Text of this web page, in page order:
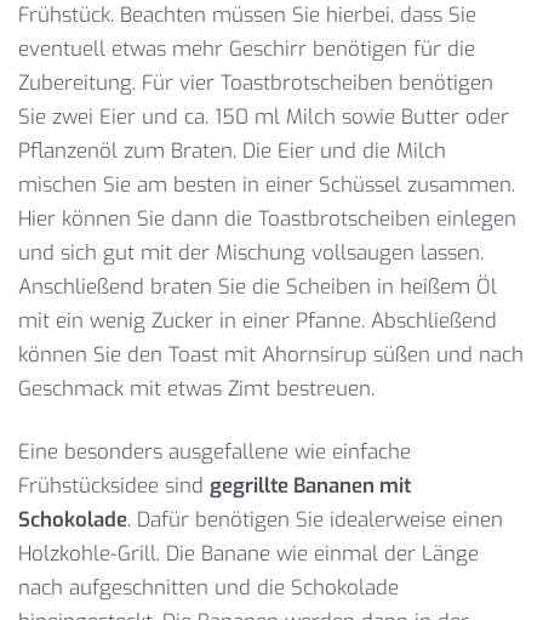
Frühstück. Beachten müssen Sie hierbei, dass Sie
eventuell etwas mehr Geschirr benötigen für die
Zubereitung. Für vier Toastbrotscheiben benötigen
Sie zwei Eier und ca. 150 ml Milch sowie Butter oder
Pflanzenöl zum Braten. Die Eier und die Milch
mischen Sie am besten in einer Schüssel zusammen.
Hier können Sie dann die Toastbrotscheiben einlegen
und sich gut mit der Mischung vollsaugen lassen.
Anschließend braten Sie die Scheiben in heißem Öl
mit ein wenig Zucker in einer Pfanne. Abschließend
können Sie den Toast mit Ahornsirup süßen und nach
Geschmack mit etwas Zimt bestreuen.
Eine besonders ausgefallene wie einfache
Frühstücksidee sind gegrillte Bananen mit
Schokolade. Dafür benötigen Sie idealerweise einen
Holzkohle-Grill. Die Banane wie einmal der Länge
nach aufgeschnitten und die Schokolade